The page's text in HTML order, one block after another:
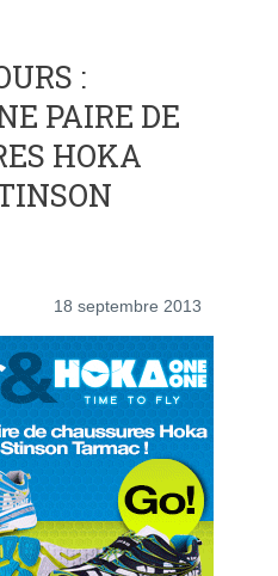
:
PAIRE DE
HOKA
18 septembre 2013